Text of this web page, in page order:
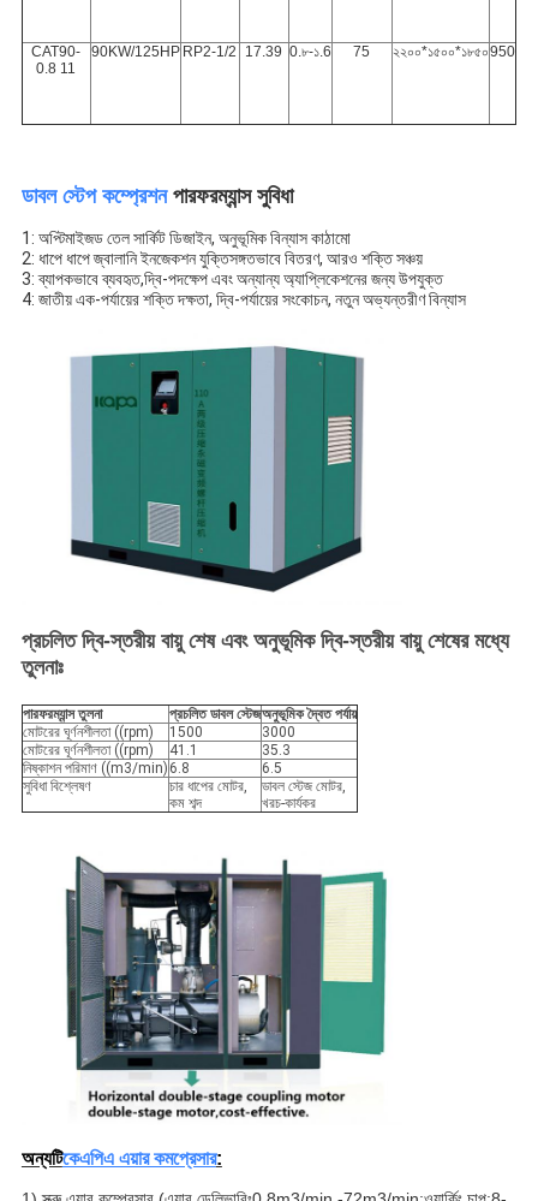
CAT90-
0.8 11
90KW/125HP RP2-1/2 17.39 0.৮-১.6 75 ২২০০*১৫০০*১৮৫০950
ডাবল স্টেপ কম্প্রেশন পারফরম্যান্স সুবিধা
1: অপ্টিমাইজড তেল সার্কিট ডিজাইন, অনুভূমিক বিন্যাস কাঠামো
2: ধাপে ধাপে জ্বালানি ইনজেকশন যুক্তিসঙ্গতভাবে বিতরণ, আরও শক্তি সঞ্চয়
3: ব্যাপকভাবে ব্যবহৃত,দ্বি-পদক্ষেপ এবং অন্যান্য অ্যাপ্লিকেশনের জন্য উপযুক্ত
4: জাতীয় এক-পর্যায়ের শক্তি দক্ষতা, দ্বি-পর্যায়ের সংকোচন, নতুন অভ্যন্তরীণ বিন্যাস
প্রচলিত দ্বি-স্তরীয় বায়ু শেষ এবং অনুভূমিক দ্বি-স্তরীয় বায়ু শেষের মধ্যে
তুলনাঃ
পারফরম্যান্স তুলনা প্রচলিত ডাবল স্টেজঅনুভূমিক দ্বৈত পর্যায়
মোটরের ঘূর্ণনশীলতা ((rpm)
1500
3000
মোটরের ঘূর্ণনশীলতা ((rpm)
41.1
35.3
নিষ্কাশন পরিমাণ ((m3/min) 6.8
6.5
সুবিধা বিশ্লেষণ
চার ধাপের মোটর,
কম শব্দ
ডাবল স্টেজ মোটর,
খরচ-কার্যকর
অন্যটিকেএপিএ এয়ার কমপ্রেসার: